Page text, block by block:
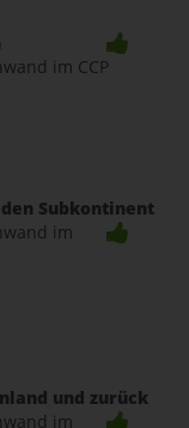
im CCP
Subkontinent
im
und zurück
im